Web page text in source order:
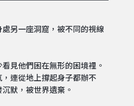
另一座洞窟，被不同的視線
見他們困在無形的困境裡。
連從地上撐起身子都辦不
默，被世界遺棄。